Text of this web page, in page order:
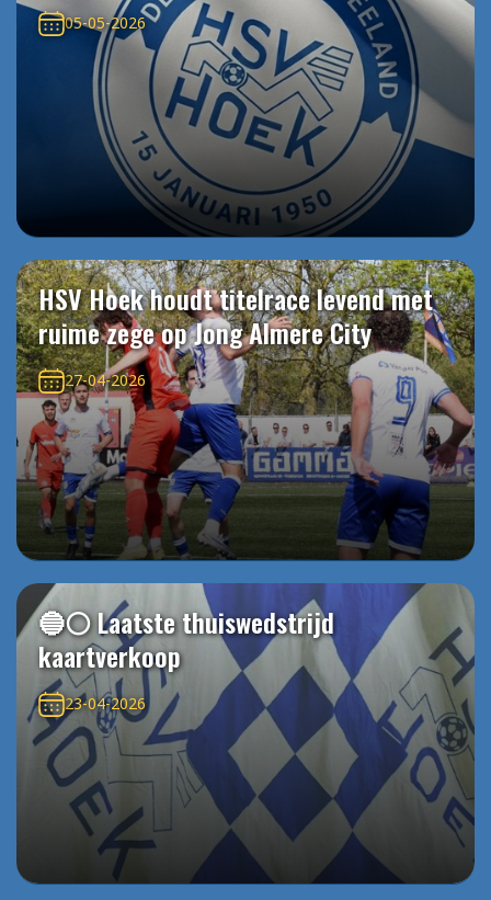
05-05-2026
HSV Hoek houdt titelrace levend met
ruime zege op Jong Almere City
27-04-2026
🔵⚪️ Laatste thuiswedstrijd
kaartverkoop
23-04-2026